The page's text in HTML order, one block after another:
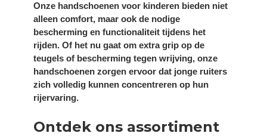
Onze handschoenen voor kinderen bieden niet
alleen comfort, maar ook de nodige
bescherming en functionaliteit tijdens het
rijden. Of het nu gaat om extra grip op de
teugels of bescherming tegen wrijving, onze
handschoenen zorgen ervoor dat jonge ruiters
zich volledig kunnen concentreren op hun
rijervaring.
Ontdek ons assortiment